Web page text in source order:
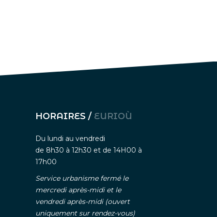
HORAIRES / EURIOÙ
Du lundi au vendredi
de 8h30 à 12h30 et de 14H00 à
17h00
Service urbanisme fermé le
mercredi après-midi et le
vendredi après-midi (ouvert
uniquement sur rendez-vous)